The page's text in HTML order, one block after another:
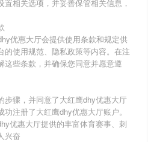
相关选项，并妥善保管相关信息，
优惠大厅会提供使用条款和规定供
的使用规范、隐私政策等内容。在注
这些条款，并确保您同意并愿意遵
步骤，并同意了大红鹰dhy优惠大厅
注册了大红鹰dhy优惠大厅账户。
优惠大厅提供的丰富体育赛事、刺
兴奋